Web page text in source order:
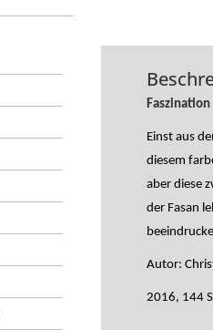
Faszination
Einst aus
diesem
aber diese
der Fasan
Autor:
2016, 144